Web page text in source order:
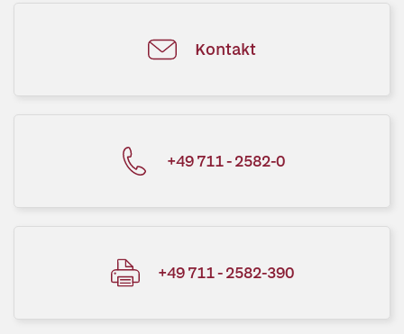
Kontakt
+49 711 - 2582-0
+49 711 - 2582-390